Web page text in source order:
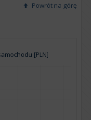
Powrót na górę
[PLN]